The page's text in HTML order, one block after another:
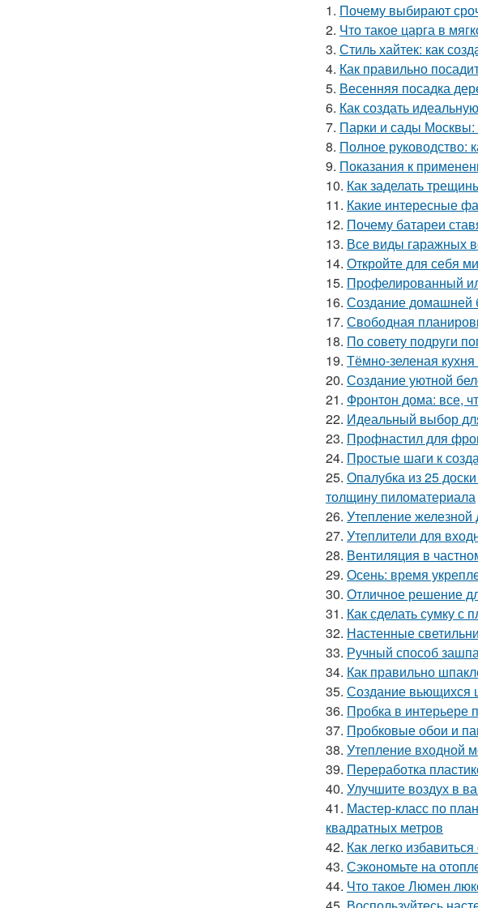
1. Почему выбирают
2. Что такое царга в
3. Стиль хайтек: как
4. Как правильно
5. Весенняя посадка
6. Как создать
7. Парки и сады Москвы:
8. Полное руководство:
9. Показания к
10. Как заделать
11. Какие интересные
12. Почему батареи
13. Все виды гаражных
14. Откройте для себя
15. Профелированный
16. Создание домашней
17. Свободная
18. По совету подруги
19. Тёмно-зеленая
20. Создание уютной
21. Фронтон дома: все,
22. Идеальный выбор
23. Профнастил для
24. Простые шаги к
25. Опалубка из 25
толщину пиломатериала
26. Утепление железной
27. Утеплители для
28. Вентиляция в
29. Осень: время
30. Отличное решение
31. Как сделать сумку с
32. Настенные
33. Ручный способ
34. Как правильно
35. Создание вьющихся
36. Пробка в интерьере
37. Пробковые обои и
38. Утепление входной
39. Переработка
40. Улучшите воздух в
41. Мастер-класс по
квадратных метров
42. Как легко
43. Сэкономьте на
44. Что такое Люмен